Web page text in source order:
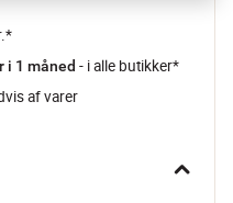
i 1 måned - i alle butikker*
af varer